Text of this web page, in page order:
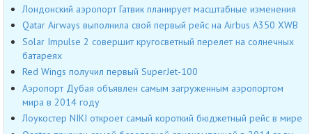
Лондонский аэропорт Гатвик планирует масштабные изменения
Qatar Airways выполнила свой первый рейс на Airbus A350 XWB
Solar Impulse 2 совершит кругосветный перелет на солнечных
батареях
Red Wings получил первый SuperJet-100
Аэропорт Дубая объявлен самым загруженным аэропортом
мира в 2014 году
Лоукостер NIKI откроет самый короткий бюджетный рейс в мире